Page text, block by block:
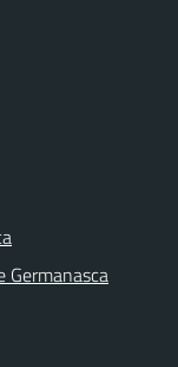
Germanasca